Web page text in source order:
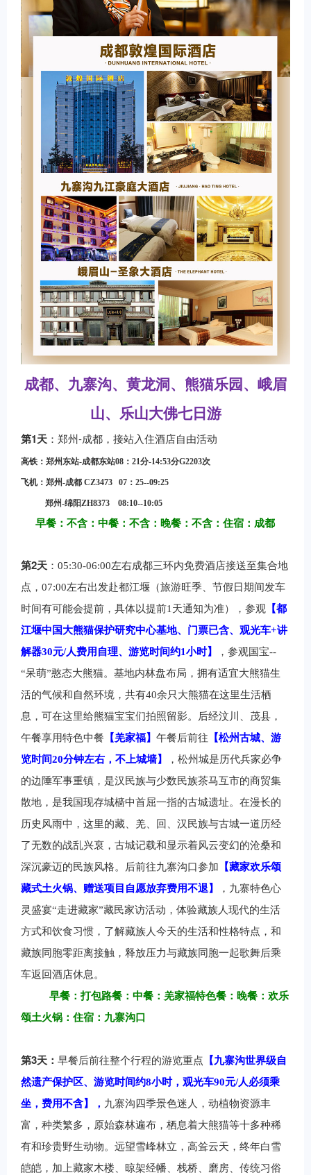
成都、九寨沟、黄龙洞、熊猫乐园、峨眉
山、乐山大佛七日游
第1天 ：郑州-成都，接站入住酒店自由活动
高铁：郑州东站-成都东站08：21分-14:53分G2203次
飞机：郑州-成都 CZ3473 07：25--09:25
郑州-绵阳ZH8373 08:10--10:05
早餐：不含：中餐：不含：晚餐：不含：住宿：成都
第2天 ： 05:30-06:00左右成都三环内免费酒店接送至集合地
点，07:00左右出发赴都江堰（旅游旺季、节假日期间发车
时间有可能会提前，具体以提前1天通知为准），参观 【都
江堰中国大熊猫保护研究中心基地、门票已含、观光车+讲
解器30元/人费用自理、游览时间约1小时】
，参观国宝--
“呆萌”憨态大熊猫。基地内林盘布局，拥有适宜大熊猫生
活的气候和自然环境，共有40余只大熊猫在这里生活栖
息，可在这里给熊猫宝宝们拍照留影。后经汶川、茂县，
午餐享用特色中餐 【羌家福】 午餐后前往 【松州古城、游
览时间20分钟左右，不上城墙】
，松州城是历代兵家必争
的边陲军事重镇，是汉民族与少数民族茶马互市的商贸集
散地，是我国现存城樯中首屈一指的古城遗址。在漫长的
历史风雨中，这里的藏、羌、回、汉民族与古城一道历经
了无数的战乱兴裒，古城记载和显示着风云变幻的沧桑和
深沉豪迈的民族风格。后前往九寨沟口参加 【藏家欢乐颂
藏式土火锅、赠送项目自愿放弃费用不退】
，九寨特色心
灵盛宴“走进藏家”藏民家访活动，体验藏族人现代的生活
方式和饮食习惯，了解藏族人今天的生活和性格特点，和
藏族同胞零距离接触，释放压力与藏族同胞一起歌舞后乘
车返回酒店休息。
早餐：打包路餐 ：中餐：羌家福特色餐：晚餐：欢乐
颂土火锅：住宿：九寨沟口
第3天： 早餐后前往整个行程的游览重点 【九寨沟世界级自
然遗产保护区、游览时间约8小时，观光车90元/人必须乘
坐，费用不含】， 九寨沟四季景色迷人，动植物资源丰
富，种类繁多，原始森林遍布，栖息着大熊猫等十多种稀
有和珍贵野生动物。远望雪峰林立，高耸云天，终年白雪
皑皑，加上藏家木楼、晾架经幡、栈桥、磨房、传统习俗